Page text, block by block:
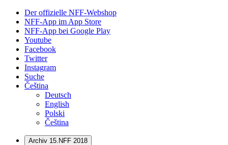
Der offizielle NFF-Webshop
NFF-App im App Store
NFF-App bei Google Play
Youtube
Facebook
Twitter
Instagram
Suche
Čeština
Deutsch
English
Polski
Čeština
Archiv 15.NFF 2018